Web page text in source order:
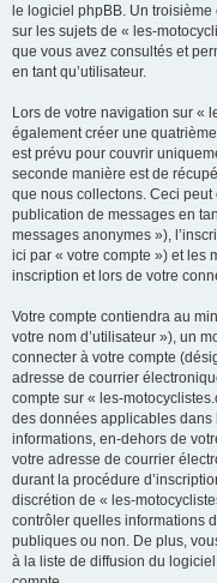
le logiciel phpBB. Un
sur les sujets de « les-
que vous avez consultés et
en tant qu’utilisateur.
Lors de votre navigation sur «
également créer une
est prévu pour couvrir
seconde manière est de
que nous collectons. Ceci peut
publication de messages en
messages anonymes »),
ici par « votre compte ») et les
inscription et lors de votre
Votre compte contiendra au
votre nom d’utilisateur »), un
connecter à votre compte
adresse de courrier
compte sur « les-
des données applicables dans
informations, en-dehors de
votre adresse de courrier
durant la procédure
discrétion de « les-
contrôler quelles informations
publiques ou non. De plus,
à la liste de diffusion du